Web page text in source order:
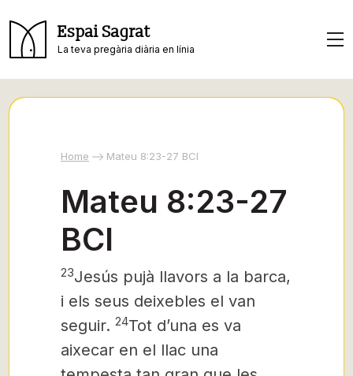
Espai Sagrat
La teva pregària diària en línia
Home Mateu 8:23-27 BCI
Mateu 8:23-27
BCI
23Jesús pujà llavors a la barca,
i els seus deixebles el van
seguir. 24Tot d’una es va
aixecar en el llac una